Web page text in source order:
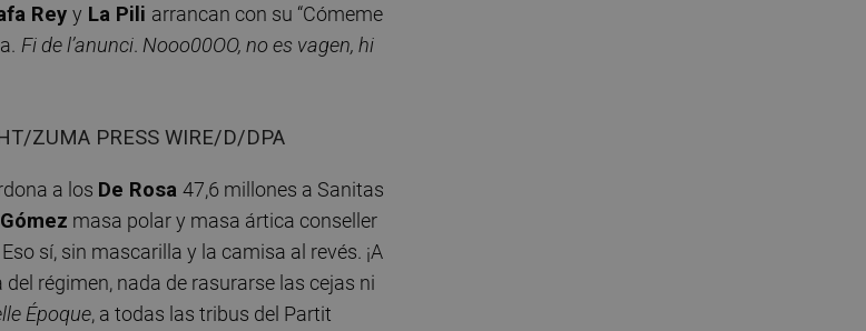
Rey y La Pili arrancan con su “Cómeme
Fi de l’anunci. Nooo00OO, no es vagen, hi
ZUMA PRESS WIRE/D/DPA
a los De Rosa 47,6 millones a Sanitas
masa polar y masa ártica conseller
sí, sin mascarilla y la camisa al revés. ¡A
del régimen, nada de rasurarse las cejas ni
Époque, a todas las tribus del Partit